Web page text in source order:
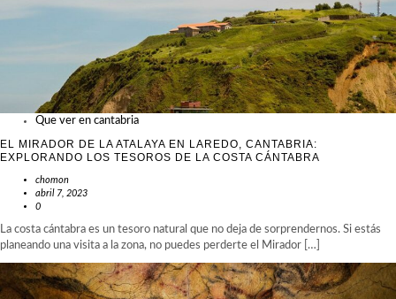
Que ver en cantabria
EL MIRADOR DE LA ATALAYA EN LAREDO, CANTABRIA:
EXPLORANDO LOS TESOROS DE LA COSTA CÁNTABRA
chomon
abril 7, 2023
0
La costa cántabra es un tesoro natural que no deja de sorprendernos. Si estás
planeando una visita a la zona, no puedes perderte el Mirador […]